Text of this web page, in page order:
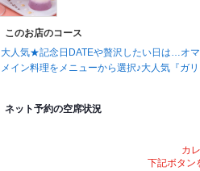
このお店のコース
大人気★記念日DATEや贅沢したい日は…オ
メイン料理をメニューから選択♪大人気『ガ
ネット予約の空席状況
カ
下記ボタン